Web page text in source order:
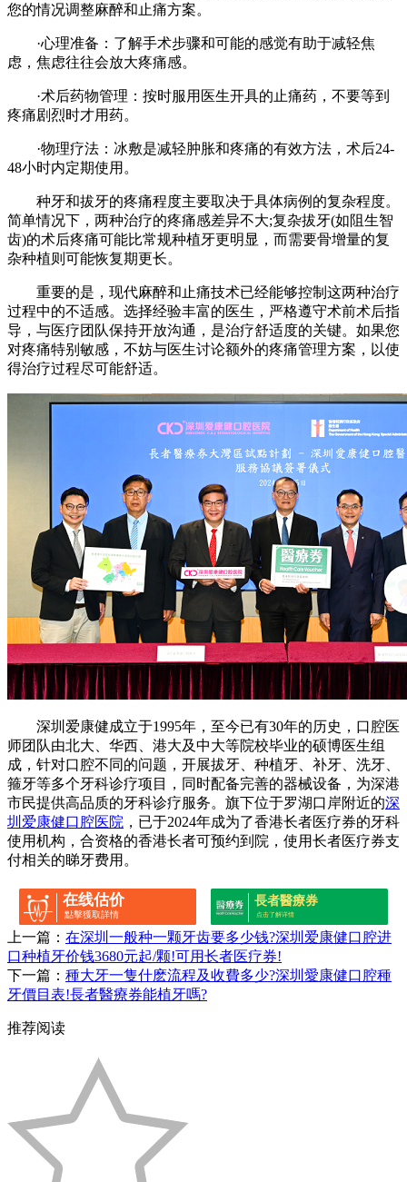
您的情况调整麻醉和止痛方案。
·心理准备：了解手术步骤和可能的感觉有助于减轻焦
虑，焦虑往往会放大疼痛感。
·术后药物管理：按时服用医生开具的止痛药，不要等到
疼痛剧烈时才用药。
·物理疗法：冰敷是减轻肿胀和疼痛的有效方法，术后24-
48小时内定期使用。
种牙和拔牙的疼痛程度主要取决于具体病例的复杂程度。
简单情况下，两种治疗的疼痛感差异不大;复杂拔牙(如阻生智
齿)的术后疼痛可能比常规种植牙更明显，而需要骨增量的复
杂种植则可能恢复期更长。
重要的是，现代麻醉和止痛技术已经能够控制这两种治疗
过程中的不适感。选择经验丰富的医生，严格遵守术前术后指
导，与医疗团队保持开放沟通，是治疗舒适度的关键。如果您
对疼痛特别敏感，不妨与医生讨论额外的疼痛管理方案，以使
得治疗过程尽可能舒适。
深圳爱康健成立于1995年，至今已有30年的历史，口腔医
师团队由北大、华西、港大及中大等院校毕业的硕博医生组
成，针对口腔不同的问题，开展拔牙、种植牙、补牙、洗牙、
箍牙等多个牙科诊疗项目，同时配备完善的器械设备，为深港
市民提供高品质的牙科诊疗服务。旗下位于罗湖口岸附近的深
圳爱康健口腔医院 ，已于2024年成为了香港长者医疗券的牙科
使用机构，合资格的香港长者可预约到院，使用长者医疗券支
付相关的睇牙费用。
在线估价
點擊獲取詳情
長者醫療券
点击了解详情
上一篇： 在深圳一般种一颗牙齿要多少钱?深圳爱康健口腔进
口种植牙价钱3680元起/颗!可用长者医疗券!
下一篇： 種大牙一隻什麽流程及收費多少?深圳愛康健口腔種
牙價目表!長者醫療券能植牙嗎?
推荐阅读